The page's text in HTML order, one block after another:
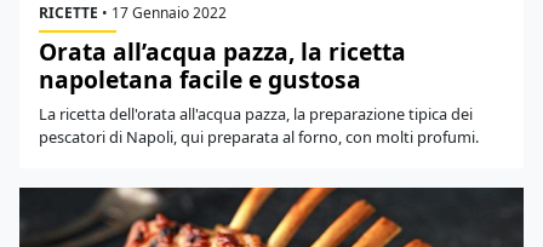
RICETTE • 17 Gennaio 2022
Orata all’acqua pazza, la ricetta
napoletana facile e gustosa
La ricetta dell'orata all'acqua pazza, la preparazione tipica dei
pescatori di Napoli, qui preparata al forno, con molti profumi.